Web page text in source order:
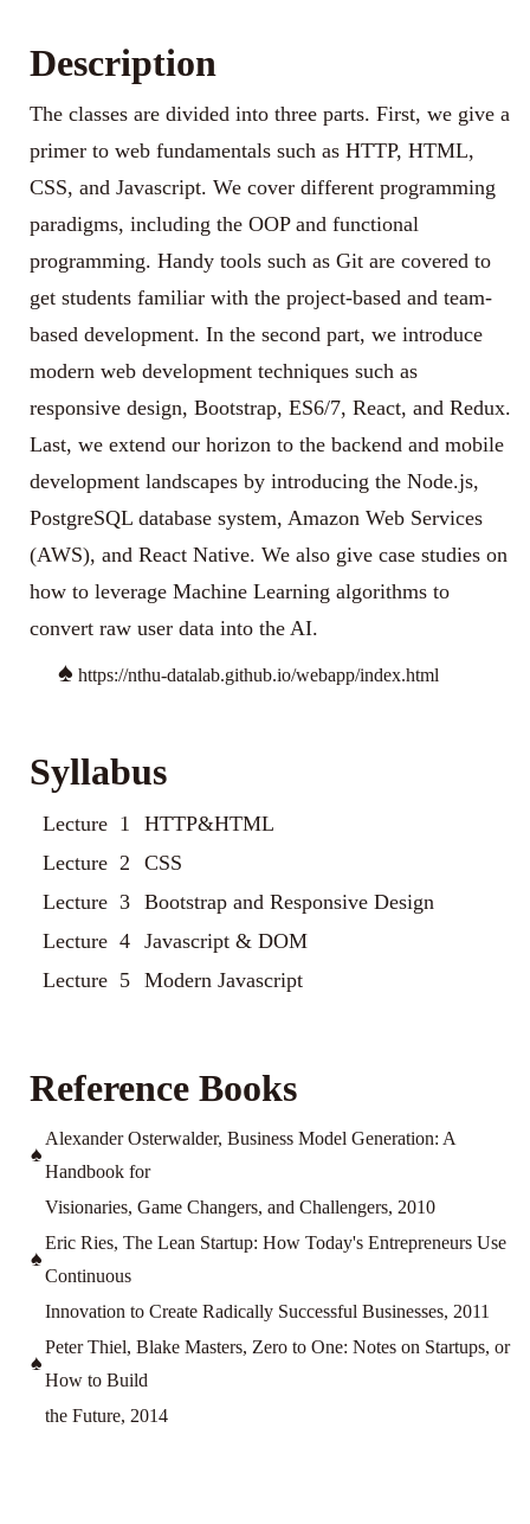
Description
The classes are divided into three parts. First, we give a
primer to web fundamentals such as HTTP, HTML,
CSS, and Javascript. We cover different programming
paradigms, including the OOP and functional
programming. Handy tools such as Git are covered to
get students familiar with the project-based and team-
based development. In the second part, we introduce
modern web development techniques such as
responsive design, Bootstrap, ES6/7, React, and Redux.
Last, we extend our horizon to the backend and mobile
development landscapes by introducing the Node.js,
PostgreSQL database system, Amazon Web Services
(AWS), and React Native. We also give case studies on
how to leverage Machine Learning algorithms to
convert raw user data into the AI.
♠ https://nthu-datalab.github.io/webapp/index.html
Syllabus
Lecture 1
HTTP&HTML
Lecture 2
CSS
Lecture 3 Bootstrap and Responsive Design
Lecture 4 Javascript & DOM
Lecture 5 Modern Javascript
Reference Books
♠
Alexander Osterwalder, Business Model Generation: A
Handbook for
Visionaries, Game Changers, and Challengers, 2010
♠
Eric Ries, The Lean Startup: How Today's Entrepreneurs Use
Continuous
Innovation to Create Radically Successful Businesses, 2011
♠
Peter Thiel, Blake Masters, Zero to One: Notes on Startups, or
How to Build
the Future, 2014